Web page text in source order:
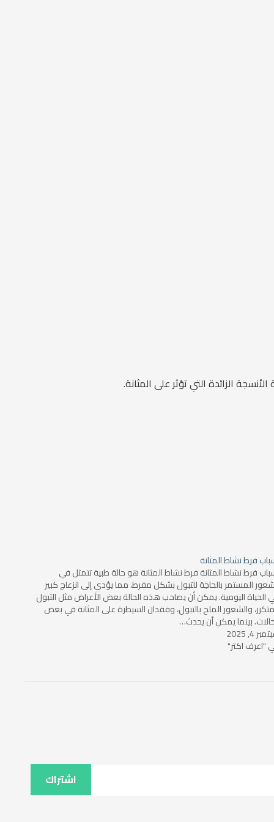
الزائدة التي تؤثر على المثانة.
فرط نشاط المثانة
فرط نشاط المثانة فرط نشاط المثانة هو حالة طبية تتمثل في
المستمر بالحاجة للتبول بشكل مفرط، مما يؤدي إلى انزعاج كبير
الحياة اليومية. يمكن أن يصاحب هذه الحالة بعض الأعراض مثل التبول
والشعور الملح بالتبول، وفقدان السيطرة على المثانة في بعض
بينما يمكن أن يحدث…
4, 2025
"اعرف اكتر"
اشتراك